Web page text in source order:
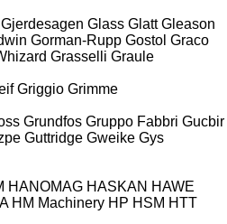
Gjerdesagen Glass Glatt Gleason
Gorman-Rupp Gostol Graco
Grasselli Graule
Griggio Grimme
Grundfos Gruppo Fabbri Gucbir
Guttridge Gweike Gys
HANOMAG HASKAN HAWE
HM Machinery HP HSM HTT